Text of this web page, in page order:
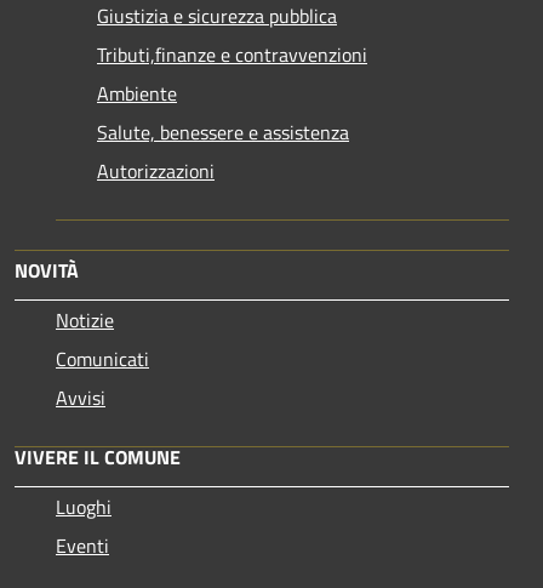
Giustizia e sicurezza pubblica
Tributi,finanze e contravvenzioni
Ambiente
Salute, benessere e assistenza
Autorizzazioni
NOVITÀ
Notizie
Comunicati
Avvisi
VIVERE IL COMUNE
Luoghi
Eventi